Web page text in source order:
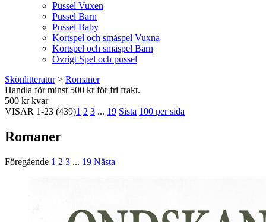
Pussel Vuxen
Pussel Barn
Pussel Baby
Kortspel och småspel Vuxna
Kortspel och småspel Barn
Övrigt Spel och pussel
Skönlitteratur> Romaner
Handla för minst 500 kr för fri frakt.
500 kr kvar
VISAR 1-23 (439)1 2 3 ... 19 Sista 100 per sida
Romaner
Föregående 1 2 3 ... 19 Nästa